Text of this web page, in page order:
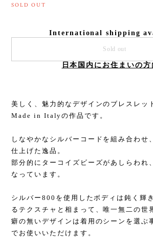
SOLD OUT
International shipping
Sold out
日本国内にお住まいの方
美しく、魅力的なデザインのブレスレッ
Made in Italyの作品です。
しなやかなシルバーコードを組み合わせ
仕上げた逸品。
部分的にターコイズビーズがあしらわれ
なっています。
シルバー800を使用したボディは鈍く輝
るテクスチャと相まって、唯一無二の世
癖の無いデザインは着用のシーンを選ぶ
でお使いいただけます。